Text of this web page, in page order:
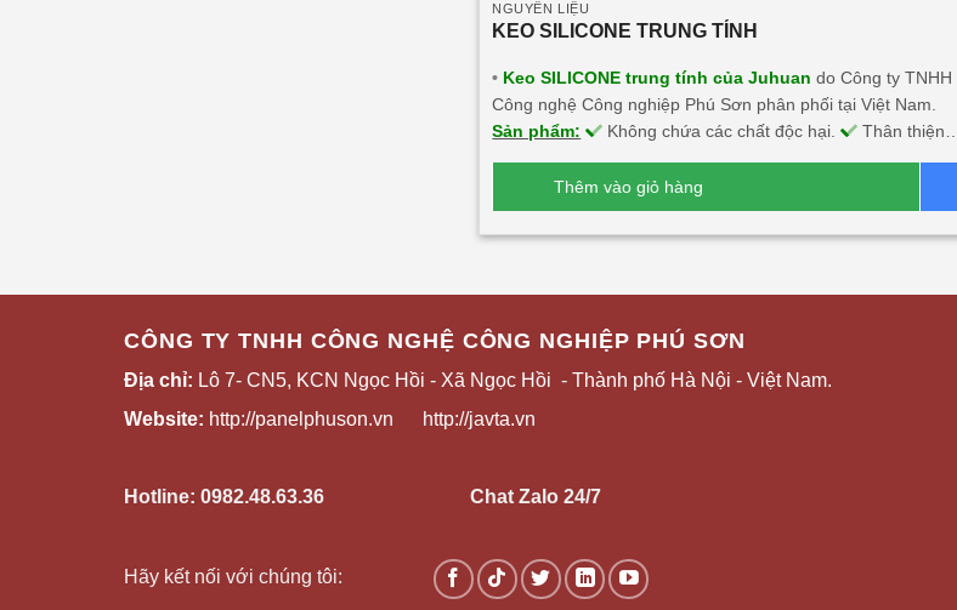
NGUYÊN LIỆU
KEO SILICONE TRUNG TÍNH
• Keo SILICONE trung tính của Juhuan do Công ty TNHH
Công nghệ Công nghiệp Phú Sơn phân phối tại Việt Nam.
Sản phẩm:
Không chứa các chất độc hại.
Thân thiện
dính chắn chắn trên nhiều chất liệu.
thẩm mỹ cao.
Không ăn mòn kim loại, chống chịu thời tiết
khắc nghiệt.
Thêm vào giỏ hàng
CÔNG TY TNHH CÔNG NGHỆ CÔNG NGHIỆP PHÚ SƠN
Địa chỉ: Lô 7- CN5, KCN Ngọc Hồi - Xã Ngọc Hồi - Thành phố Hà Nội - Việt Nam.
Website: http://panelphuson.vn http://javta.vn
Hotline: 0982.48.63.36 Chat Zalo 24/7
Hãy kết nối với chúng tôi: